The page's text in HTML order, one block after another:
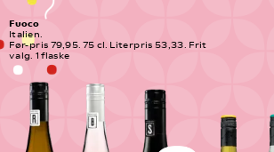
Fuoco
Italien.
Før-pris 79,95. 75 cl. Literpris 53,33. Frit
valg. 1 flaske